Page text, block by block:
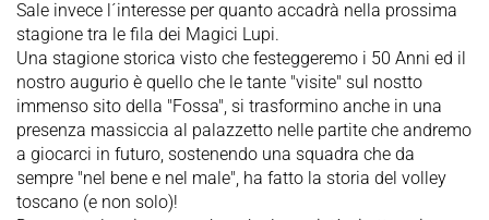
Sale invece l´interesse per quanto accadrà nella prossima
stagione tra le fila dei Magici Lupi.
Una stagione storica visto che festeggeremo i 50 Anni ed il
nostro augurio è quello che le tante "visite" sul nostto
immenso sito della "Fossa", si trasformino anche in una
presenza massiccia al palazzetto nelle partite che andremo
a giocarci in futuro, sostenendo una squadra che da
sempre "nel bene e nel male", ha fatto la storia del volley
toscano (e non solo)!